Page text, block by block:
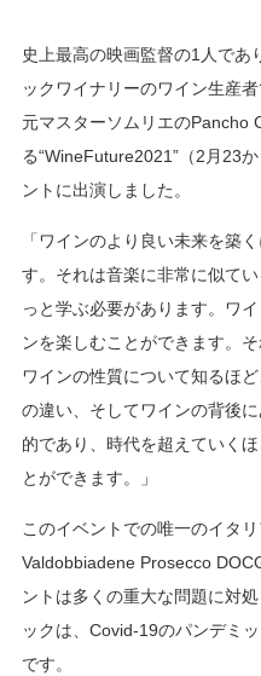
史上最高の映画監督の1人であ
ックワイナリーのワイン生産
元マスターソムリエのPancho
る“WineFuture2021”（2月23
ントに出演しました。
「ワインのより良い未来を築
す。それは音楽に非常に似て
っと学ぶ必要があります。ワ
ンを楽しむことができます。
ワインの性質について知るほ
の違い、そしてワインの背後
的であり、時代を超えていく
とができます。」
このイベントでの唯一のイタ
Valdobbiadene Prosecco
ントは多くの重大な問題に対
ックは、Covid-19のパンデミ
です。